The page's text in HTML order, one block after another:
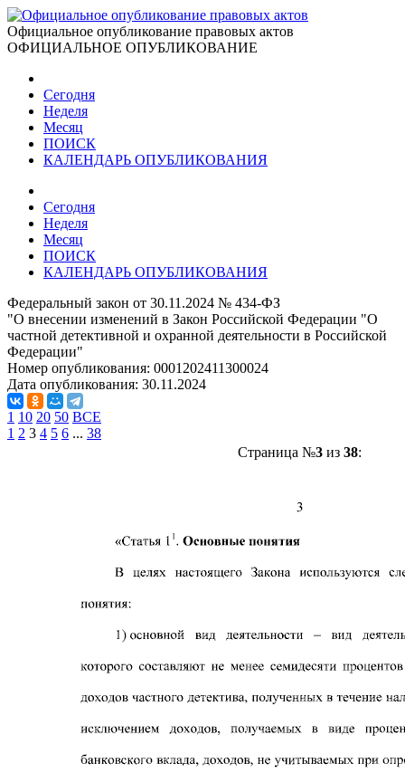
Официальное опубликование правовых актов
ОФИЦИАЛЬНОЕ ОПУБЛИКОВАНИЕ
Сегодня
Неделя
Месяц
ПОИСК
КАЛЕНДАРЬ ОПУБЛИКОВАНИЯ
Сегодня
Неделя
Месяц
ПОИСК
КАЛЕНДАРЬ ОПУБЛИКОВАНИЯ
Федеральный закон от 30.11.2024 № 434-ФЗ
"О внесении изменений в Закон Российской Федерации "О
частной детективной и охранной деятельности в Российской
Федерации"
Номер опубликования: 0001202411300024
Дата опубликования: 30.11.2024
1 10 20 50 ВСЕ
1 2 3 4 5 6 ... 38
Страница №3из 38: